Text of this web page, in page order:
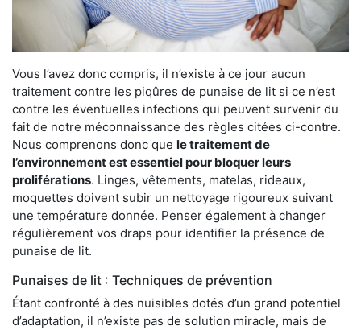
Vous l’avez donc compris, il n’existe à ce jour aucun
traitement contre les piqûres de punaise de lit si ce n’est
contre les éventuelles infections qui peuvent survenir du
fait de notre méconnaissance des règles citées ci-contre.
Nous comprenons donc que le traitement de
l’environnement est essentiel pour bloquer leurs
proliférations. Linges, vêtements, matelas, rideaux,
moquettes doivent subir un nettoyage rigoureux suivant
une température donnée. Penser également à changer
régulièrement vos draps pour identifier la présence de
punaise de lit.
Punaises de lit : Techniques de prévention
Étant confronté à des nuisibles dotés d’un grand potentiel
d’adaptation, il n’existe pas de solution miracle, mais de